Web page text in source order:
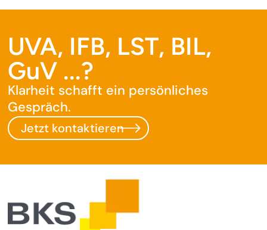
UVA, IFB, LST, BIL,
GuV ...?
Klarheit schafft ein persönliches
Gespräch.
Jetzt kontaktieren